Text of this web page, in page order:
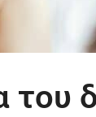
του